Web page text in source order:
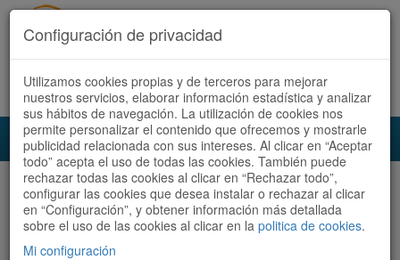
Acceder Registrate ahora Español | Català
Audioruta Todas las rutas
Todas las rutas
Ordenar por: Más recientes /
Configuración de privacidad
Utilizamos cookies propias y de terceros para mejorar
nuestros servicios, elaborar información estadística y analizar
sus hábitos de navegación. La utilización de cookies nos
permite personalizar el contenido que ofrecemos y mostrarle
publicidad relacionada con sus intereses. Al clicar en “Aceptar
todo” acepta el uso de todas las cookies. También puede
rechazar todas las cookies al clicar en “Rechazar todo”,
configurar las cookies que desea instalar o rechazar al clicar
en “Configuración”, y obtener información más detallada
sobre el uso de las cookies al clicar en la politica de cookies.
Mi configuración